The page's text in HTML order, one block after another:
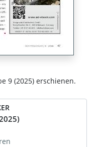
9 (2025) erschienen.